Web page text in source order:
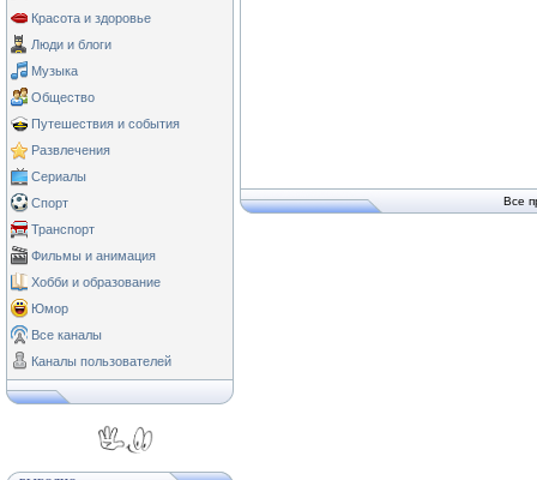
Красота и здоровье
Люди и блоги
Музыка
Общество
Путешествия и события
Развлечения
Сериалы
Спорт
Транспорт
Фильмы и анимация
Хобби и образование
Юмор
Все каналы
Каналы пользователей
Все